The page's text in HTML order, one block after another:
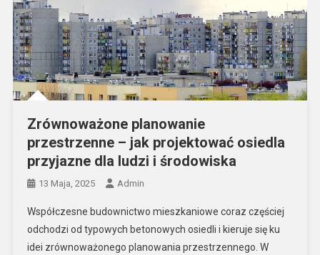
Zrównoważone planowanie
przestrzenne – jak projektować osiedla
przyjazne dla ludzi i środowiska
13 Maja, 2025 Admin
Współczesne budownictwo mieszkaniowe coraz częściej
odchodzi od typowych betonowych osiedli i kieruje się ku
idei zrównoważonego planowania przestrzennego. W